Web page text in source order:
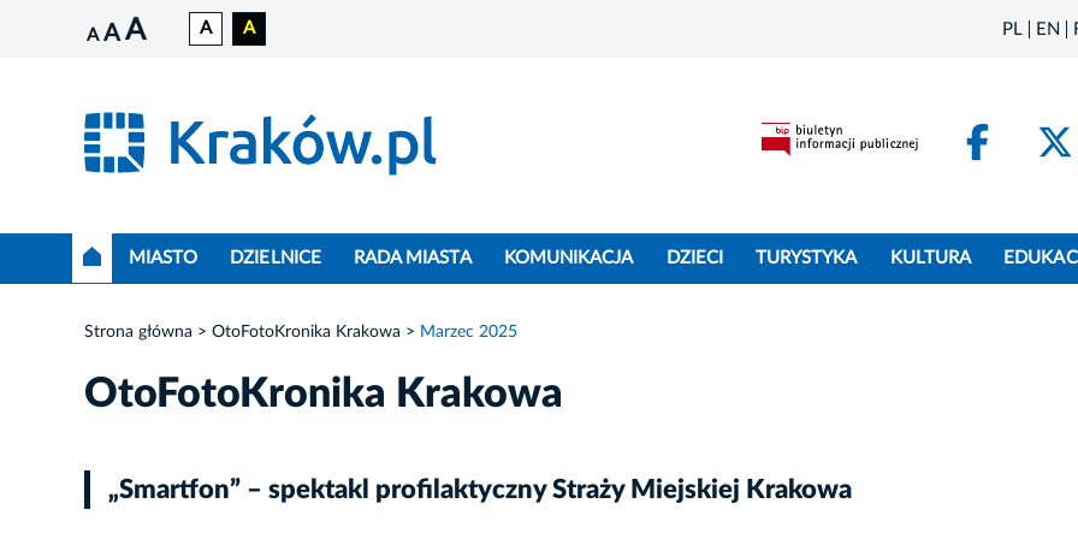
A A A A A PL EN
MIASTO DZIELNICE RADA MIASTA KOMUNIKACJA DZIECI TURYSTYKA KULTURA
Strona główna OtoFotoKronika Krakowa Marzec 2025
OtoFotoKronika Krakowa
„Smartfon” – spektakl profilaktyczny Straży Miejskiej Krakowa